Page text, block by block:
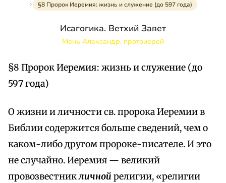
§8 Пророк Иеремия: жизнь и служение (до 597 года)
Исагогика. Ветхий Завет
Мень Александр, протоиерей
§8 Пророк Иеремия: жизнь и служение (до
597 года)
О жизни и личности св. пророка Иеремии в
Библии содержится больше сведений, чем о
каком-либо другом пророке-писателе. И это
не случайно. Иеремия — великий
провозвестникличной религии, «религии